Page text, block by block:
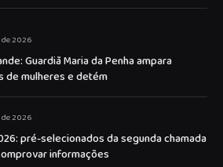
de 2026
Guardiã Maria da Penha ampara
de mulheres e detém
de 2026
pré-selecionados da segunda chamada
informações